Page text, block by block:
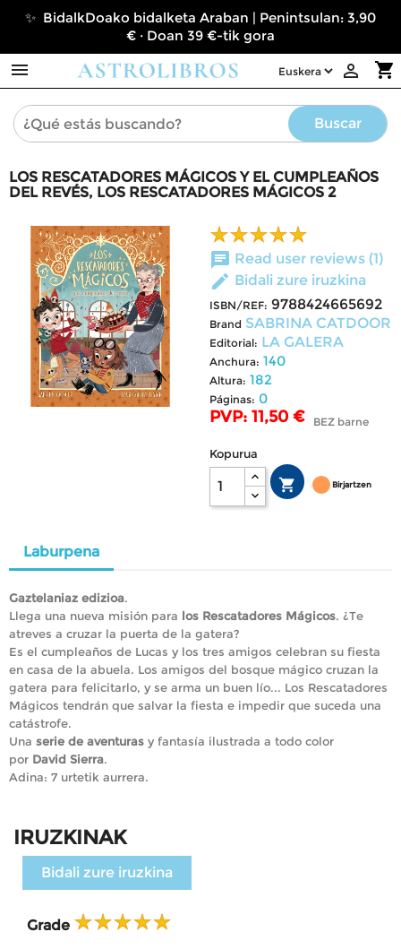
✨ BidalkDoako bidalketa Araban | Penintsulan: 3,90
€ · Doan 39 €-tik gora
 shopping_cart

Buscar
LOS RESCATADORES MÁGICOS Y EL CUMPLEAÑOS
DEL REVÉS, LOS RESCATADORES MÁGICOS 2
chat Read user reviews (1)
edit Bidali zure iruzkina
ISBN/REF: 9788424665692
Brand SABRINA CATDOOR
Editorial: LA GALERA
Anchura: 140
Altura: 182
Páginas: 0
PVP: 11,50 € BEZ barne
Kopurua
 Birjartzen
Laburpena
Gaztelaniaz edizioa.
Llega una nueva misión para los Rescatadores Mágicos. ¿Te
atreves a cruzar la puerta de la gatera?
Es el cumpleaños de Lucas y los tres amigos celebran su fiesta
en casa de la abuela. Los amigos del bosque mágico cruzan la
gatera para felicitarlo, y se arma un buen lío... Los Rescatadores
Mágicos tendrán que salvar la fiesta e impedir que suceda una
catástrofe.
Una serie de aventuras y fantasía ilustrada a todo color
por David Sierra.
Adina: 7 urtetik aurrera.
IRUZKINAK
Bidali zure iruzkina
Grade